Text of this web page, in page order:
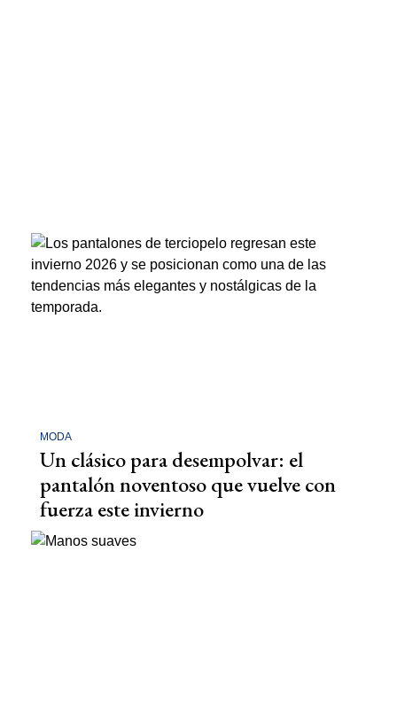
MODA
Un clásico para desempolvar: el
pantalón noventoso que vuelve con
fuerza este invierno